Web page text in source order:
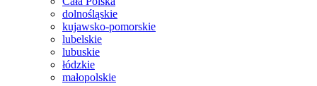
dolnośląskie
kujawsko-pomorskie
lubelskie
lubuskie
łódzkie
małopolskie